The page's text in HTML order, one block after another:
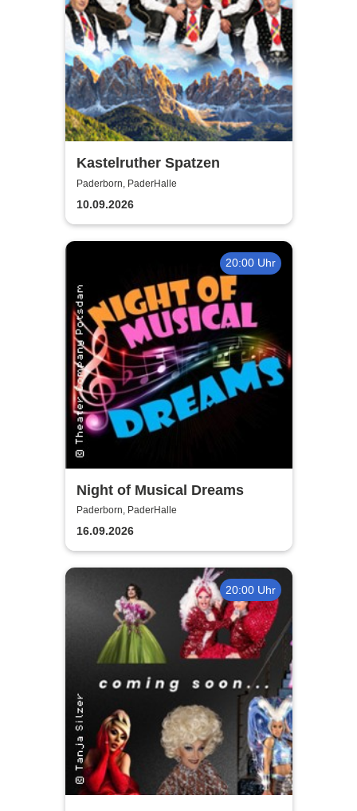
Kastelruther Spatzen
Paderborn, PaderHalle
10.09.2026
20:00 Uhr
Night of Musical Dreams
Paderborn, PaderHalle
16.09.2026
20:00 Uhr